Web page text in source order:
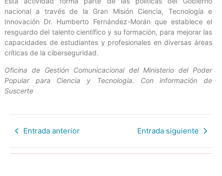
nacional a través de la Gran Misión Ciencia, Tecnología e
Innovación Dr. Humberto Fernández-Morán que establece el
resguardo del talento científico y su formación, para mejorar las
capacidades de estudiantes y profesionales en diversas áreas
críticas de la ciberseguridad.
Oficina de Gestión Comunicacional del Ministerio del Poder
Popular para Ciencia y Tecnología. Con información de
Suscerte
Entrada anterior Entrada siguiente